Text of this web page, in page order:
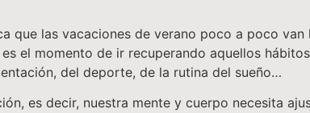
que las vacaciones de verano poco a poco
el momento de ir recuperando aquellos
del deporte, de la rutina del sueño…
es decir, nuestra mente y cuerpo necesita